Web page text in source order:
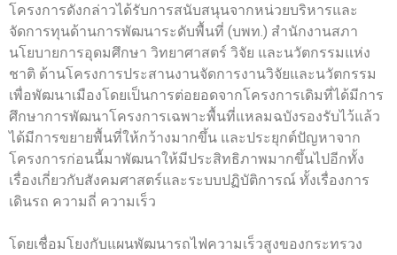
โครงการดังกล่าวได้รับการสนับสนุนจากหน่วยบริหารและ
จัดการทุนด้านการพัฒนาระดับพื้นที่ (บพท.) สำนักงานสภา
นโยบายการอุดมศึกษา วิทยาศาสตร์ วิจัย และนวัตกรรมแห่ง
ชาติ ด้านโครงการประสานงานจัดการงานวิจัยและนวัตกรรม
เพื่อพัฒนาเมืองโดยเป็นการต่อยอดจากโครงการเดิมที่ได้มีการ
ศึกษาการพัฒนาโครงการเฉพาะพื้นที่แหลมฉบังรองรับไว้แล้ว
ได้มีการขยายพื้นที่ให้กว้างมากขึ้น และประยุกต์ปัญหาจาก
โครงการก่อนนี้มาพัฒนาให้มีประสิทธิภาพมากขึ้นไปอีกทั้ง
เรื่องเกี่ยวกับสังคมศาสตร์และระบบปฏิบัติการณ์ ทั้งเรื่องการ
เดินรถ ความถี่ ความเร็ว
โดยเชื่อมโยงกับแผนพัฒนารถไฟความเร็วสูงของกระทรวง